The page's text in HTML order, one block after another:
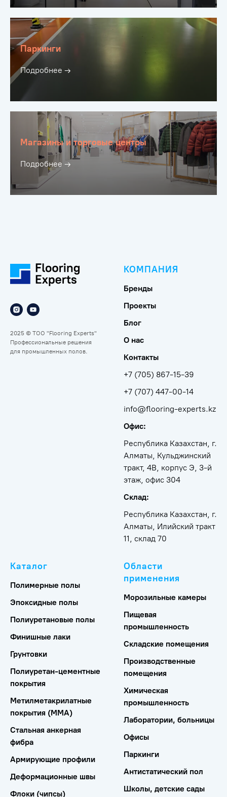
Паркинги
Подробнее →
Магазины и торговые центры
Подробнее →
2025 © ТОО "Flooring Experts"
Профессиональные решения
для промышленных полов.
КОМПАНИЯ
Бренды
Проекты
Блог
О нас
Контакты
+7 (705) 867-15-39
+7 (707) 447-00-14
info@flooring-experts.kz
Офис:
Республика Казахстан, г.
Алматы, Кульджинский
тракт, 4В, корпус Э, 3-й
этаж, офис 304
Склад:
Республика Казахстан, г.
Алматы, Илийский тракт
11, склад 70
Каталог
Полимерные полы
Эпоксидные полы
Полиуретановые полы
Финишные лаки
Грунтовки
Полиуретан-цементные
покрытия
Метилметакрилатные
покрытия (ММА)
Стальная анкерная
фибра
Армирующие профили
Деформационные швы
Флоки (чипсы)
Области
применения
Морозильные камеры
Пищевая
промышленность
Складские помещения
Производственные
помещения
Химическая
промышленность
Лаборатории, больницы
Офисы
Паркинги
Антистатический пол
Школы, детские сады